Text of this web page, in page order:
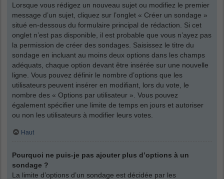
Lorsque vous rédigez un nouveau sujet ou modifiez le premier
message d’un sujet, cliquez sur l’onglet « Créer un sondage »
situé en-dessous du formulaire principal de rédaction. Si cet
onglet n’est pas disponible, il est probable que vous n’ayez pas
la permission de créer des sondages. Saisissez le titre du
sondage en incluant au moins deux options dans les champs
adéquats, chaque option devant être insérée sur une nouvelle
ligne. Vous pouvez définir le nombre d’options que les
utilisateurs peuvent insérer en modifiant, lors du vote, le
nombre des « Options par utilisateur ». Vous pouvez
également spécifier une limite de temps en jours et autoriser
ou non les utilisateurs à modifier leurs votes.
Haut
Pourquoi ne puis-je pas ajouter plus d’options à un
sondage ?
La limite d’options d’un sondage est décidée par les